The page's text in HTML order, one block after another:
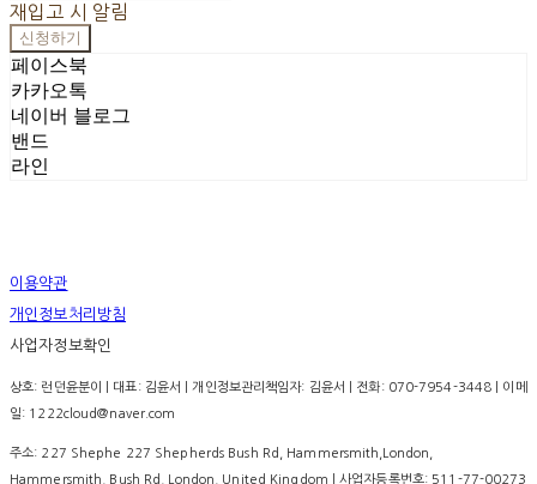
재입고 시 알림
신청하기
페이스북
카카오톡
네이버 블로그
밴드
라인
이용약관
개인정보처리방침
사업자정보확인
상호: 런던윤분이 | 대표: 김윤서 | 개인정보관리책임자: 김윤서 | 전화: 070-7954-3448 | 이메
일: 1222cloud@naver.com
주소: 227 Shephe 227 Shepherds Bush Rd, Hammersmith,London,
Hammersmith, Bush Rd, London, United Kingdom | 사업자등록번호: 511-77-00273